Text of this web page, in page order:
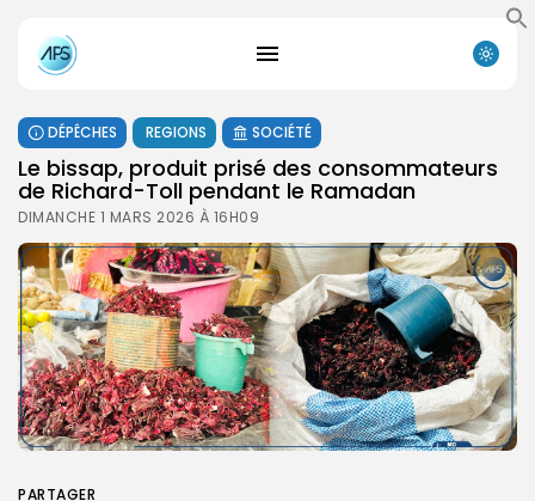
DÉPÊCHES REGIONS SOCIÉTÉ
Le bissap, produit prisé des consommateurs
de Richard-Toll pendant le Ramadan
DIMANCHE 1 MARS 2026 À 16H09
PARTAGER